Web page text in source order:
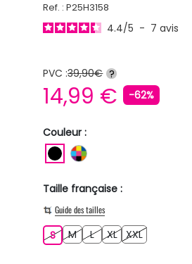
Ref. : P25H3158
4.4/5 - 7avis
PVC :39,90€ ?
14,99 € -62%
Couleur :
NOIRMULTICOLORE
Taille française :
Guide des tailles
SS MM LL XLXLXXLXXL